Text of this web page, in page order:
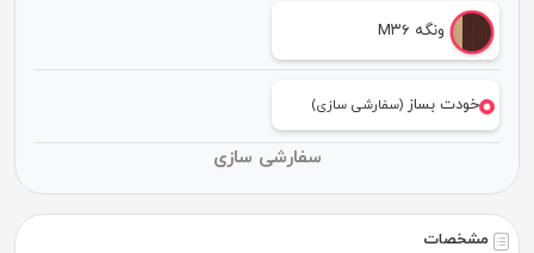
مشخصات
ونگه M۳۶
خودت بساز(سفارشی سازی)
سفارشی سازی